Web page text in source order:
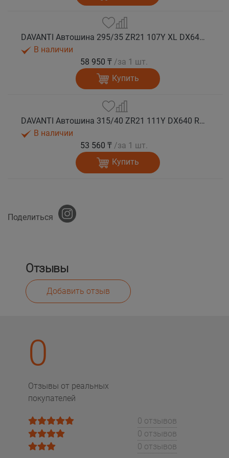
DAVANTI Автошина 295/35 ZR21 107Y XL DX640 RPR лето
В наличии
58 950 ₸ /за 1 шт.
Купить
DAVANTI Автошина 315/40 ZR21 111Y DX640 RPR лето
В наличии
53 560 ₸ /за 1 шт.
Купить
Поделиться
Отзывы
Добавить отзыв
0
Отзывы от реальных
покупателей
0 отзывов
0 отзывов
0 отзывов